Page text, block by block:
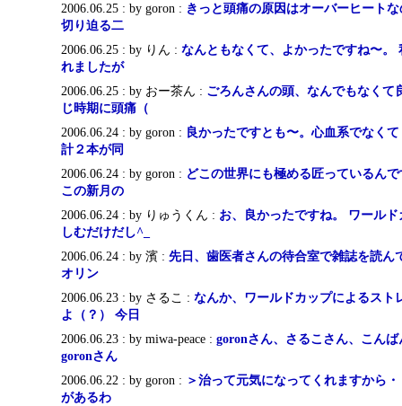
2006.06.25 : by goron : きっと頭痛の原因はオーバーヒート
切り迫る二
2006.06.25 : by りん : なんともなくて、よかったですね〜。
れましたが
2006.06.25 : by おー茶ん : ごろんさんの頭、なんでもなくて
じ時期に頭痛（
2006.06.24 : by goron : 良かったですとも〜。心血系でなく
計２本が同
2006.06.24 : by goron : どこの世界にも極める匠っているん
この新月の
2006.06.24 : by りゅうくん : お、良かったですね。 ワール
しむだけだし^_
2006.06.24 : by 濱 : 先日、歯医者さんの待合室で雑誌を読ん
オリン
2006.06.23 : by さるこ : なんか、ワールドカップによるスト
よ（？） 今日
2006.06.23 : by miwa-peace : goronさん、さるこさん、こん
goronさん
2006.06.22 : by goron : ＞治って元気になってくれますから
があるわ